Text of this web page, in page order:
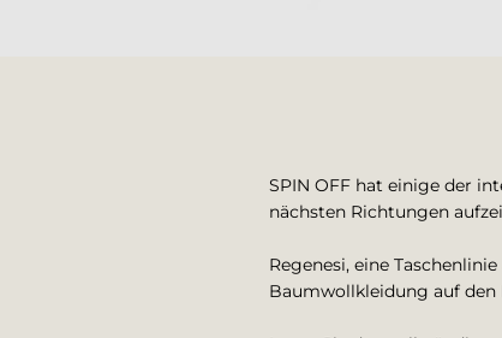
SPIN OFF hat einige der
nächsten Richtungen
Regenesi, eine
Baumwollkleidung auf den